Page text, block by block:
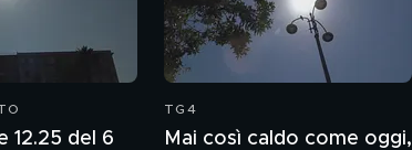
12.25 del 6
TG4
Mai così caldo come oggi,